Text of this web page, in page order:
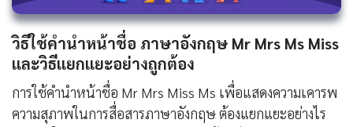
วิธีใช้คํานําหน้าชื่อ ภาษาอังกฤษ Mr Mrs Ms Miss
และวิธีแยกแยะอย่างถูกต้อง
การใช้คำนำหน้าชื่อ Mr Mrs Miss Ms เพื่อแสดงความเคารพ
ความสุภาพในการสื่อสารภาษาอังกฤษ ต้องแยกแยะอย่างไร